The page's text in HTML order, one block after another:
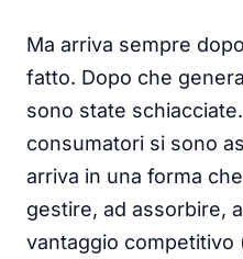
Ma arriva sempre
fatto. Dopo che
sono state
consumatori si sono
arriva in una forma
gestire, ad assorbire,
vantaggio competitivo